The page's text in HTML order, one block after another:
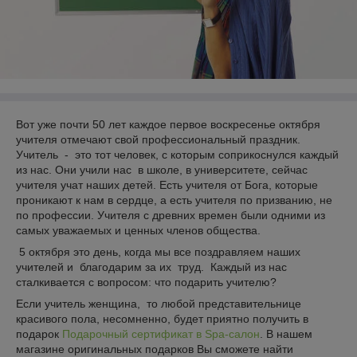
Вот уже почти 50 лет каждое первое воскресенье октября
учителя отмечают свой профессиональный праздник.
Учитель - это тот человек, с которым соприкоснулся каждый
из нас. Они учили нас в школе, в университете, сейчас
учителя учат наших детей. Есть учителя от Бога, которые
проникают к нам в сердце, а есть учителя по призванию, не
по профессии. Учителя с древних времен были одними из
самых уважаемых и ценных членов общества.
5 октября это день, когда мы все поздравляем наших
учителей и благодарим за их труд. Каждый из нас
сталкивается с вопросом: что подарить учителю?
Если учитель женщина, то любой представительнице
красивого пола, несомненно, будет приятно получить в
подарок Подарочный сертификат в Spa-салон . В нашем
магазине оригинальных подарков Вы сможете найти